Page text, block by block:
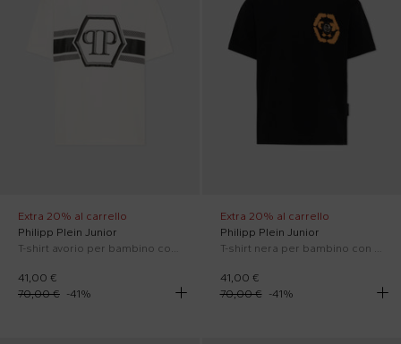
Extra 20% al carrello
Philipp Plein Junior
T-shirt avorio per bambino con logo
41,00 €
70,00 € -41%
Extra 20% al carrello
Philipp Plein Junior
T-shirt nera per bambino con logo
41,00 €
70,00 €
-41%